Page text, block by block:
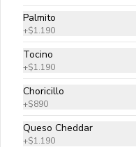
Palmito
+$1.190
Tocino
+$1.190
Choricillo
+$890
Queso Cheddar
+$1.190